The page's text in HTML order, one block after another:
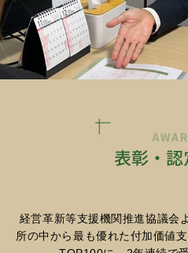
経営革新等支援機関推進協議会
所の中から最も優れた付加価値